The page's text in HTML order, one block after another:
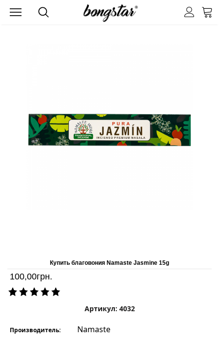
Купить благовония Namaste Jasmine 15g
100,00грн.
Артикул: 4032
Производитель: Namaste